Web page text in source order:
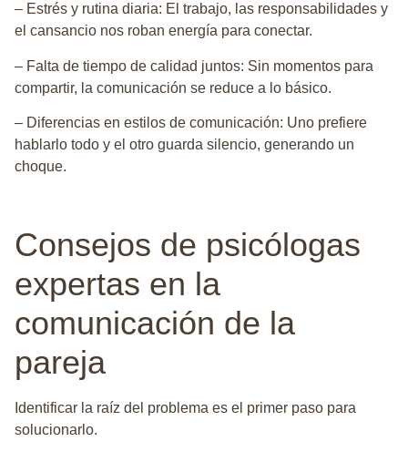
– Estrés y rutina diaria: El trabajo, las responsabilidades y
el cansancio nos roban energía para conectar.
– Falta de tiempo de calidad juntos: Sin momentos para
compartir, la comunicación se reduce a lo básico.
– Diferencias en estilos de comunicación: Uno prefiere
hablarlo todo y el otro guarda silencio, generando un
choque.
Consejos de psicólogas
expertas en la
comunicación de la
pareja
Identificar la raíz del problema es el primer paso para
solucionarlo.